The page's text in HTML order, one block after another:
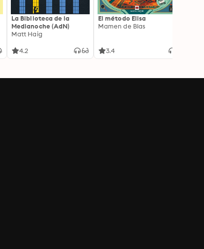
La Biblioteca de la
Medianoche (AdN)
Matt Haig
4.2
El método Elisa
Mamen de Blas
3.4